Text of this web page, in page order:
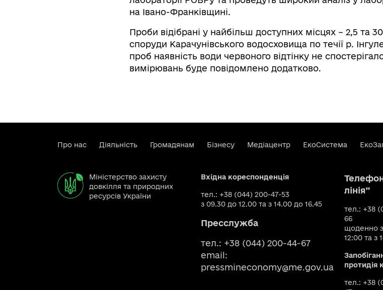
на Івано-Франківщині.
Проби відібрані у найбільш доступних місцях – 2,5 та
споруди Карачунівського водосховища по течії р.
проб наявність води червоного відтінку не
вимірювань буде повідомлено додатково.
Про нас Діяльність Громадянам Бізнесу Медіацентр ЕкоСистема
Міністерство захисту
довкілля та природних
ресурсів України
Вхідна кореспонденція
тел.: +38 (044) 200-47-53
з 09.30 до 12.00 та з 14.00 до 16.45
Пресслужба
тел.: +38 (044) 200-44-67
email:
pressmineconomy@me.gov.ua
лінія”
тел.: +38
66
щоденно
12:00 та з
протидія
тел.: +38